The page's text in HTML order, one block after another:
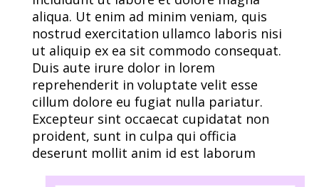
aliqua. Ut enim ad minim veniam, quis
nostrud exercitation ullamco laboris nisi
ut aliquip ex ea sit commodo consequat.
Duis aute irure dolor in lorem
reprehenderit in voluptate velit esse
cillum dolore eu fugiat nulla pariatur.
Excepteur sint occaecat cupidatat non
proident, sunt in culpa qui officia
deserunt mollit anim id est laborum